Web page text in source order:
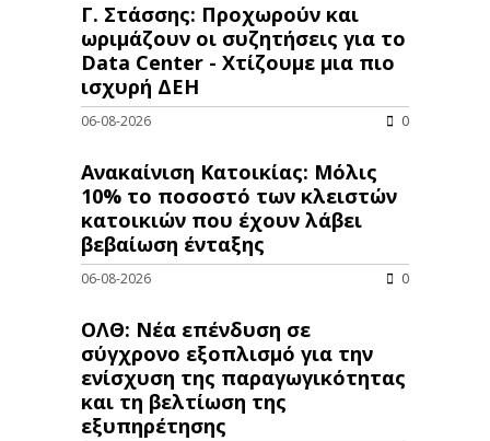
Γ. Στάσσης: Προχωρούν και
ωριμάζουν οι συζητήσεις για το
Data Center - Χτίζουμε μια πιο
ισχυρή ΔΕΗ
06-08-2026 0
Ανακαίνιση Κατοικίας: Μόλις
10% το ποσοστό των κλειστών
κατοικιών που έχουν λάβει
βεβαίωση ένταξης
06-08-2026 0
ΟΛΘ: Νέα επένδυση σε
σύγχρονο εξοπλισμό για την
ενίσχυση της παραγωγικότητας
και τη βελτίωση της
εξυπηρέτησης